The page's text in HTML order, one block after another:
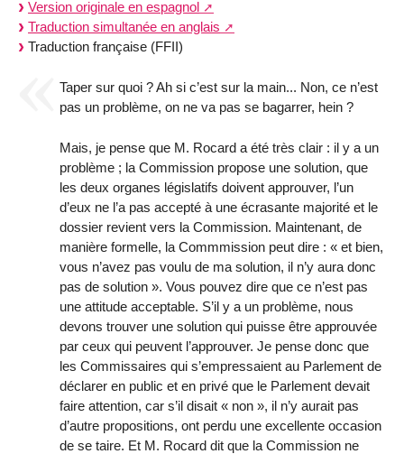
Version originale en espagnol
Traduction simultanée en anglais
Traduction française (FFII)
Taper sur quoi ? Ah si c’est sur la main... Non, ce n’est
pas un problème, on ne va pas se bagarrer, hein ?
Mais, je pense que M. Rocard a été très clair : il y a un
problème ; la Commission propose une solution, que
les deux organes législatifs doivent approuver, l’un
d’eux ne l’a pas accepté à une écrasante majorité et le
dossier revient vers la Commission. Maintenant, de
manière formelle, la Commmission peut dire : « et bien,
vous n’avez pas voulu de ma solution, il n’y aura donc
pas de solution ». Vous pouvez dire que ce n’est pas
une attitude acceptable. S’il y a un problème, nous
devons trouver une solution qui puisse être approuvée
par ceux qui peuvent l’approuver. Je pense donc que
les Commissaires qui s’empressaient au Parlement de
déclarer en public et en privé que le Parlement devait
faire attention, car s’il disait « non », il n’y aurait pas
d’autre propositions, ont perdu une excellente occasion
de se taire. Et M. Rocard dit que la Commission ne